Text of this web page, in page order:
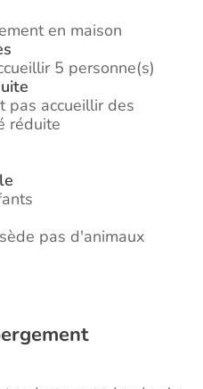
en maison
5 personne(s)
pas accueillir des
réduite
pas d'animaux